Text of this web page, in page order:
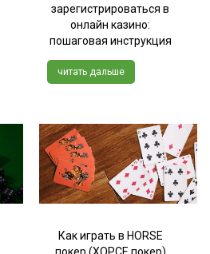
зарегистрироваться в
онлайн казино:
пошаговая инструкция
читать дальше
Как играть в HORSE